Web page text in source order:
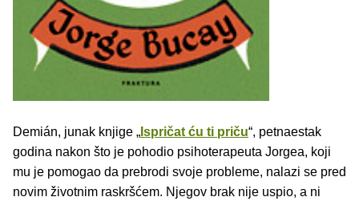
Demián, junak knjige „ Ispričat ću ti priču“, petnaestak
godina nakon što je pohodio psihoterapeuta Jorgea, koji
mu je pomogao da prebrodi svoje probleme, nalazi se pred
novim životnim raskršćem. Njegov brak nije uspio, a ni